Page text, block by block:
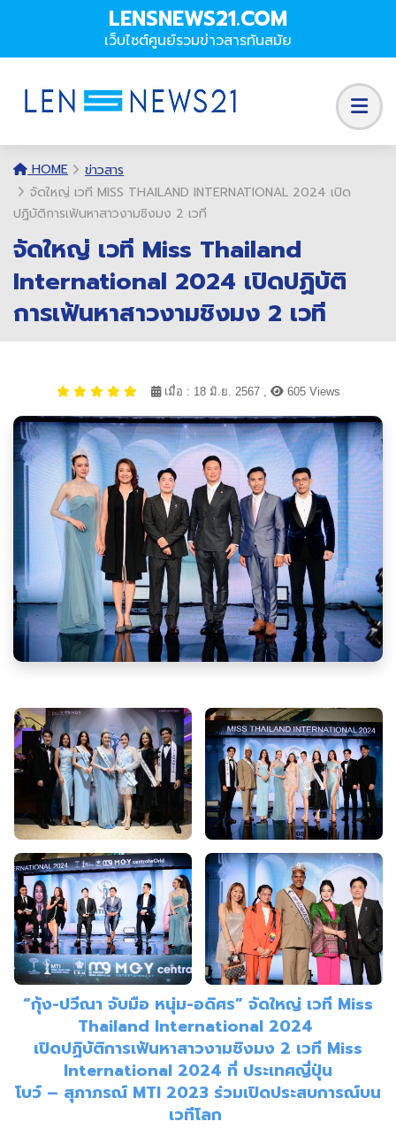
LENSNEWS21.COM
เว็บไซต์ศูนย์รวมข่าวสารทันสมัย
HOME
ข่าวสาร
จัดใหญ่ เวที MISS THAILAND INTERNATIONAL 2024 เปิด
ปฏิบัติการเฟ้นหาสาวงามชิงมง 2 เวที
จัดใหญ่ เวที Miss Thailand
International 2024 เปิดปฏิบัติ
การเฟ้นหาสาวงามชิงมง 2 เวที
เมื่อ : 18 มิ.ย. 2567 , 605 Views
“กุ้ง-ปวีณา จับมือ หนุ่ม-อดิศร” จัดใหญ่ เวที Miss
Thailand International 2024
เปิดปฏิบัติการเฟ้นหาสาวงามชิงมง 2 เวที Miss
International 2024 ที่ ประเทศญี่ปุ่น
โบว์ – สุภาภรณ์ MTI 2023 ร่วมเปิดประสบการณ์บน
เวทีโลก